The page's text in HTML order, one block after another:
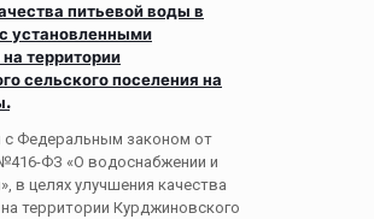
питьевой воды в
установленными
территории
сельского поселения на
с Федеральным законом от
ФЗ «О водоснабжении и
в целях улучшения качества
территории Курджиновского